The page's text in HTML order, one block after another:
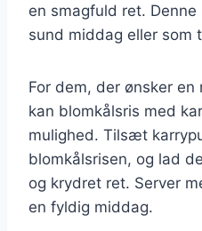
en smagfuld ret.
sund middag eller som
For dem, der ønsker en
kan blomkålsris med
mulighed. Tilsæt
blomkålsrisen, og lad
og krydret ret. Server
en fyldig middag.